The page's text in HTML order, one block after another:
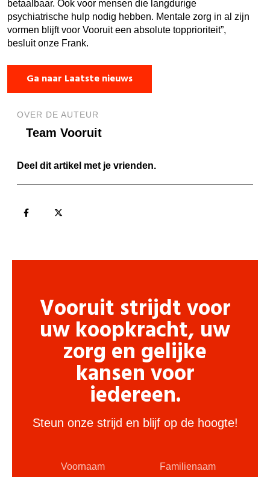
betaalbaar. Ook voor mensen die langdurige
psychiatrische hulp nodig hebben. Mentale zorg in al zijn
vormen blijft voor Vooruit een absolute topprioriteit”,
besluit onze Frank.
Ga naar Laatste nieuws
OVER DE AUTEUR
Team Vooruit
Deel dit artikel met je vrienden.
Vooruit strijdt voor
uw koopkracht, uw
zorg en gelijke
kansen voor
iedereen.
Steun onze strijd en blijf op de hoogte!